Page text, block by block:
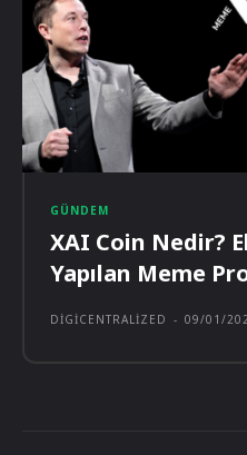
GÜNDEM
XAI Coin Nedir?
Yapılan Meme
DIGICENTRALIZED - 09/01/